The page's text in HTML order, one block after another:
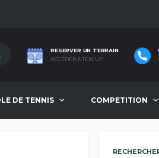
RESERVER UN TERRAIN
ACCÉDER À TEN'UP
DE TENNIS COMPETITION